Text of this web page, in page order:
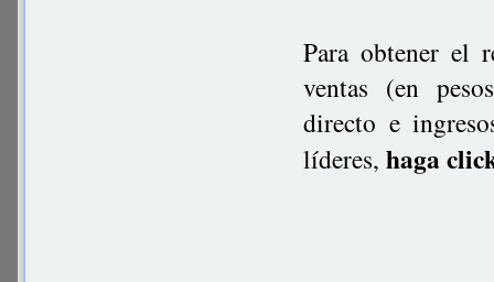
Para obtener el
ventas (en
directo e
líderes,haga